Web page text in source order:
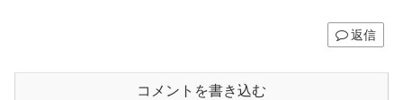
返信
コメントを書き込む